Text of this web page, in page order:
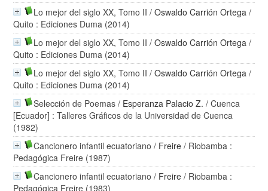
Lo mejor del siglo XX, Tomo II /Oswaldo Carrión Ortega /
Quito : Ediciones Duma (2014)
Lo mejor del siglo XX, Tomo II /Oswaldo Carrión Ortega /
Quito : Ediciones Duma (2014)
Lo mejor del siglo XX, Tomo II /Oswaldo Carrión Ortega /
Quito : Ediciones Duma (2014)
Selección de Poemas / Esperanza Palacio Z. / Cuenca
[Ecuador] : Talleres Gráficos de la Universidad de Cuenca
(1982)
Cancionero infantil ecuatoriano / Freire / Riobamba :
Pedagógica Freire (1987)
Cancionero infantil ecuatoriano / Freire / Riobamba :
Pedagógica Freire (1983)